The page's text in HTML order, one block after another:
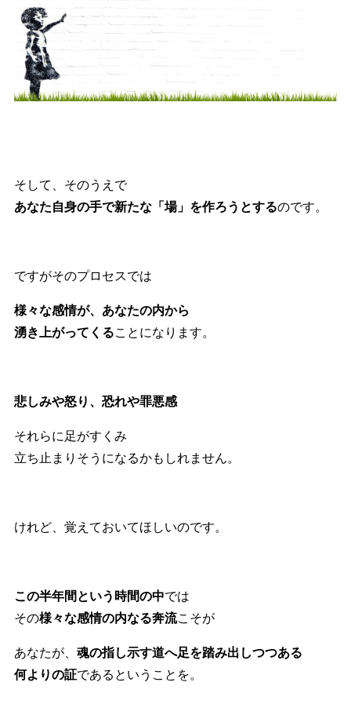
そして、そのうえで
あなた自身の手で新たな「場」を作ろうとするのです。
ですがそのプロセスでは
様々な感情が、あなたの内から
湧き上がってくることになります。
悲しみや怒り、恐れや罪悪感
それらに足がすくみ
立ち止まりそうになるかもしれません。
けれど、覚えておいてほしいのです。
この半年間という時間の中では
その様々な感情の内なる奔流こそが
あなたが、 魂の指し示す道へ足を踏み出しつつある
何よりの証であるということを。